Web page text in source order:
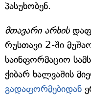
პასუხობენ.
მთავარი არხის
რუსთავი 2-ში
საინფორმაციო
ქიბარ ხალვაშის
გადაფორმებიდან